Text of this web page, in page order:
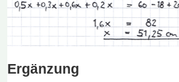
Ergänzung